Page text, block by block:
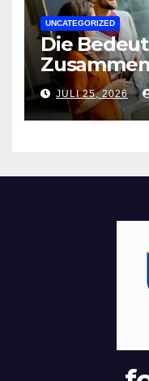
UNCATEGORIZED
Die
JULI 25, 2026